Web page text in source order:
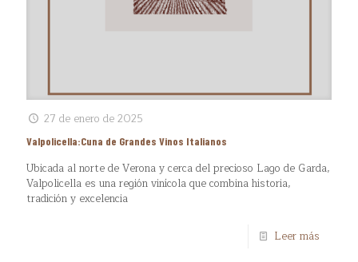
27 de enero de 2025
Valpolicella:Cuna de Grandes Vinos Italianos
Ubicada al norte de Verona y cerca del precioso Lago de Garda,
Valpolicella es una región vinícola que combina historia,
tradición y excelencia
Leer más